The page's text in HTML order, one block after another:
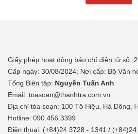
Giấy phép hoạt động báo chí điện tử số:
Cấp ngày: 30/08/2024; Nơi cấp: Bộ Văn
Tổng Biên tập: Nguyễn Tuấn Anh
Email: toasoan@thanhtra.com.vn
Địa chỉ tòa soạn: 100 Tô Hiệu, Hà Đông,
Hotline: 090.456.3399
Điện thoại: (+84)24 3728 - 1341 /